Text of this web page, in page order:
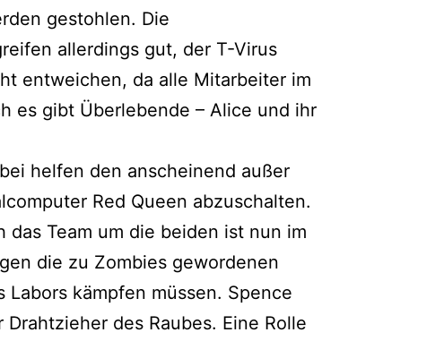
gestohlen. Die
allerdings gut, der T-Virus
entweichen, da alle Mitarbeiter im
es gibt Überlebende – Alice und ihr
helfen den anscheinend außer
Red Queen abzuschalten.
das Team um die beiden ist nun im
die zu Zombies gewordenen
kämpfen müssen. Spence
des Raubes. Eine Rolle